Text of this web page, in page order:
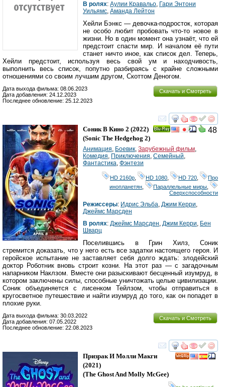
В ролях: Аулии Кравальо, Гари Энтони
Уильямс, Аманда Лейтон
Хейли Бэнкс — девочка-подросток, которая
не особо любит пробовать что-то новое в
жизни. Но в один момент она узнаёт, что ей
предстоит спасти мир. И началом её пути
станет ничто иное, как список дел. Теперь,
Хейли предстоит, используя весь свой ум и находчивость,
выполнить весь список, попутно разбираясь с крайне сложными
отношениями со своим лучшим другом, Скоттом Деногом.
Скачать и Смотреть
Дата выхода фильма: 08.06.2023
Дата добавления: 24.12.2023
Последнее обновление: 25.12.2023
смотреть
48
Соник В Кино 2 (2022)
(Sonic The Hedgehog 2)
Анимация, Боевик, Зарубежный фильм,
Комедия, Приключения, Семейный,
Фантастика, Фэнтези
HD 2160р HD 1080 HD 720
Про
инопланетян
Параллельные миры
Сверхспособности
Режиссеры: Идрис Эльба, Джим Керри,
Джеймс Марсден
В ролях: Джеймс Марсден, Джим Керри, Бен
Шварц
Поселившись в Грин Хилз, Соник
стремится доказать, что у него есть все задатки настоящего героя. И
геройское испытание не заставляет себя долго ждать: злодейский
доктор Роботник вновь строит козни. На этот раз — с загадочным
напарником Наклзом. Вместе они разыскивают бесценный изумруд, в
котором заключены силы, способные уничтожать целые цивилизации.
Соник объединяется с лисенком Тейлзом, чтобы отправиться в
кругосветное путешествие и найти изумруд до того, как он попадет в
плохие руки.
Скачать и Смотреть
Дата выхода фильма: 30.03.2022
Дата добавления: 07.05.2022
Последнее обновление: 22.08.2023
смотреть
Призрак И Молли Макги
(2021)
(The Ghost And Molly McGee)